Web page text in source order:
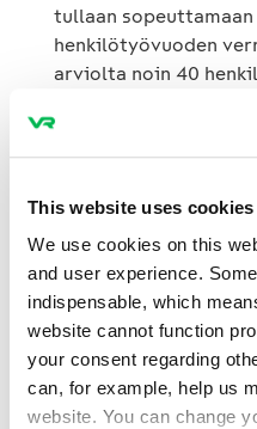
This website uses cookies
We use cookies on this
and user experience.
indispensable, which
website cannot function
your consent regarding
can, for example, help us
website. You can change
tullaan sopeuttamaan
henkilötyövuoden
arviolta noin 40
aikaisten
samalla niitä
nykyisiä
ulkopuolisen
Lipunmyyntejä tai
niiden palveluaikoja
aikana siten, että ne
mahdollisimman
38 palveluasemaa